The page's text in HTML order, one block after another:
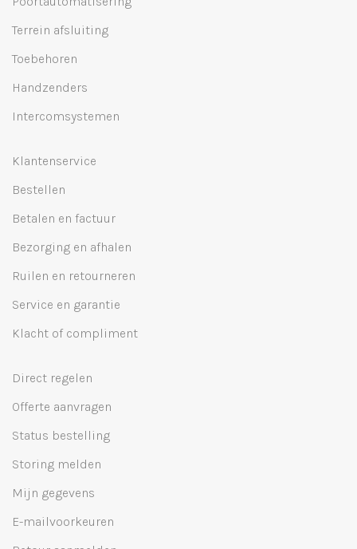
Terrein afsluiting
Toebehoren
Handzenders
Intercomsystemen
Klantenservice
Bestellen
Betalen en factuur
Bezorging en afhalen
Ruilen en retourneren
Service en garantie
Klacht of compliment
Direct regelen
Offerte aanvragen
Status bestelling
Storing melden
Mijn gegevens
E-mailvoorkeuren